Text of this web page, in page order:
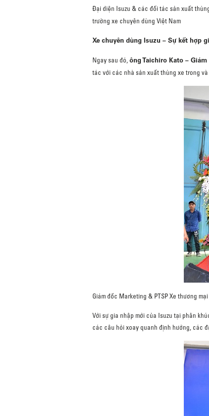
Đại diện Isuzu & các đối tác sản xuất
trường xe chuyên dùng Việt Nam
Xe chuyên dùng Isuzu – Sự kết hợp
Ngay sau đó, ông Taichiro Kato –
tác với các nhà sản xuất thùng xe trong
Giám đốc Marketing & PTSP Xe thương
Với sự gia nhập mới của Isuzu tại phân
các câu hỏi xoay quanh định hướng, các